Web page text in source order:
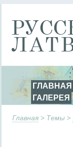
ГЛАВНАЯ
ГАЛЕРЕЯ
Главная > Темы >